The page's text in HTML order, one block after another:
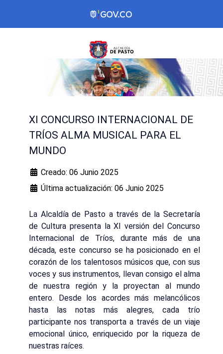
XI CONCURSO INTERNACIONAL DE
TRÍOS ALMA MUSICAL PARA EL
MUNDO
Creado: 06 Junio 2025
Última actualización: 06 Junio 2025
La Alcaldía de Pasto a través de la Secretaría
de Cultura presenta la XI versión del Concurso
Internacional de Tríos, durante más de una
década, este concurso se ha posicionado en el
corazón de los talentosos músicos que, con sus
voces y sus instrumentos, llevan consigo el alma
de nuestra región y la proyectan al mundo
entero. Desde los acordes más melancólicos
hasta las notas más alegres, cada trío
participante nos transporta a través de un viaje
emocional único, enriquecido por la riqueza de
nuestras raíces.